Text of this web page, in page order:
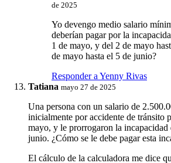
de 2025
Yo devengo medio salario
deberían pagar por la
1 de mayo, y del 2 de mayo
de mayo hasta el 5 de junio?
Responder a Yenny Rivas
Tatiana mayo 27 de 2025
Una persona con un salario de
inicialmente por accidente de tránsito
mayo, y le prorrogaron la incapacidad
junio. ¿Cómo se le debe pagar esta
El cálculo de la calculadora me dice